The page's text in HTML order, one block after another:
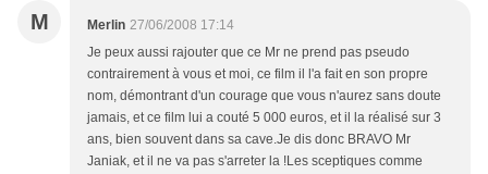
M Merlin 27/06/2008 17:14
Je peux aussi rajouter que ce Mr ne prend pas pseudo
contrairement à vous et moi, ce film il l'a fait en son propre
nom, démontrant d'un courage que vous n'aurez sans doute
jamais, et ce film lui a couté 5 000 euros, et il la réalisé sur 3
ans, bien souvent dans sa cave.Je dis donc BRAVO Mr
Janiak, et il ne va pas s'arreter la !Les sceptiques comme